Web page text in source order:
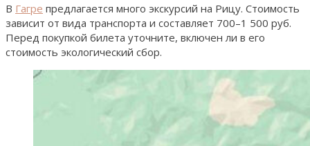
В Гагре предлагается много экскурсий на Рицу. Стоимость
зависит от вида транспорта и составляет 700–1 500 руб.
Перед покупкой билета уточните, включен ли в его
стоимость экологический сбор.